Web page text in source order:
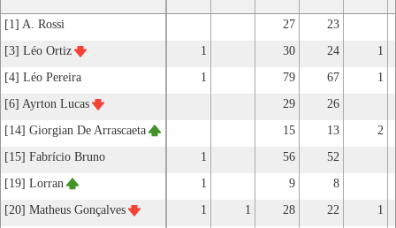
[1] A. Rossi 27
23
[3] Léo Ortiz
1 30 24
1
[4] Léo Pereira
1 79 67
1
[6] Ayrton Lucas
29
26
[14] Giorgian De Arrascaeta
15 13
2
[15] Fabrício Bruno
1 56
52
[19] Lorran
1 9
8
[20] Matheus Gonçalves
1 1 28 22
1